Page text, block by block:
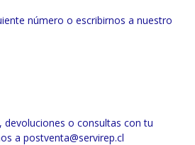
número o escribirnos a nuestro
devoluciones o consultas con tu
a postventa@servirep.cl